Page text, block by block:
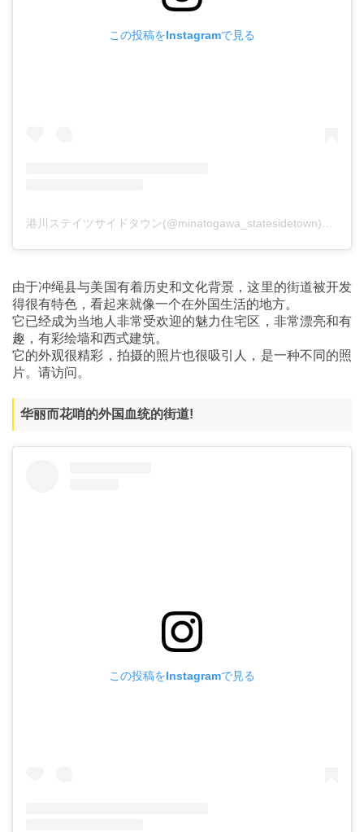
この投稿をInstagramで見る
由于冲绳县与美国有着历史和文化背景，这里的街道被开发
得很有特色，看起来就像一个在外国生活的地方。
它已经成为当地人非常受欢迎的魅力住宅区，非常漂亮和有
趣，有彩绘墙和西式建筑。
它的外观很精彩，拍摄的照片也很吸引人，是一种不同的照
片。请访问。
华丽而花哨的外国血统的街道!
この投稿をInstagramで見る